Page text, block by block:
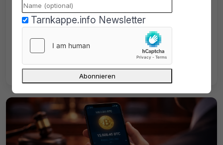
REvil-Hacker identifiziert: Weltweite
Fahndung läuft
REvil-Hacker identifiziert: Ermittler fahnden
weltweit nach den mutmaßlichen
Drahtziehern hinter GandCrab und REvil.
Tarnkappe.info Newsletter